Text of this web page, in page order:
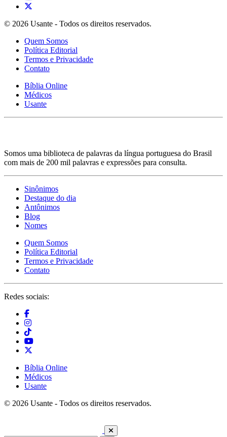
© 2026 Usante - Todos os direitos reservados.
Quem Somos
Política Editorial
Termos e Privacidade
Contato
Bíblia Online
Médicos
Usante
Somos uma biblioteca de palavras da língua portuguesa do Brasil
com mais de 200 mil palavras e expressões para consulta.
Sinônimos
Destaque do dia
Antônimos
Blog
Nomes
Quem Somos
Política Editorial
Termos e Privacidade
Contato
Redes sociais:
Bíblia Online
Médicos
Usante
© 2026 Usante - Todos os direitos reservados.